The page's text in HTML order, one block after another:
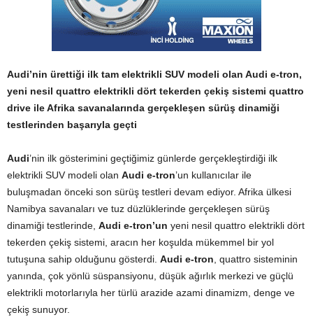
Audi’nin ürettiği ilk tam elektrikli SUV modeli olan Audi e-tron,
yeni nesil quattro elektrikli dört tekerden çekiş sistemi quattro
drive ile Afrika savanalarında gerçekleşen sürüş dinamiği
testlerinden başarıyla geçti
Audi’nin ilk gösterimini geçtiğimiz günlerde gerçekleştirdiği ilk
elektrikli SUV modeli olan Audi e-tron’un kullanıcılar ile
buluşmadan önceki son sürüş testleri devam ediyor. Afrika ülkesi
Namibya savanaları ve tuz düzlüklerinde gerçekleşen sürüş
dinamiği testlerinde, Audi e-tron’un yeni nesil quattro elektrikli dört
tekerden çekiş sistemi, aracın her koşulda mükemmel bir yol
tutuşuna sahip olduğunu gösterdi. Audi e-tron , quattro sisteminin
yanında, çok yönlü süspansiyonu, düşük ağırlık merkezi ve güçlü
elektrikli motorlarıyla her türlü arazide azami dinamizm, denge ve
çekiş sunuyor.